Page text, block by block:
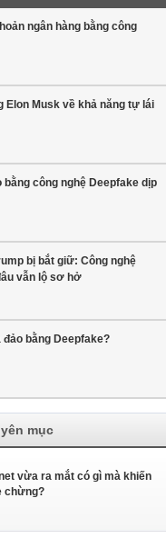
ngân hàng bằng công
Elon Musk về khả năng tự lái
bằng công nghệ Deepfake dịp
bị bắt giữ: Công nghệ
vẫn lộ sơ hở
bằng Deepfake?
mục
vừa ra mắt có gì mà khiến
chừng?